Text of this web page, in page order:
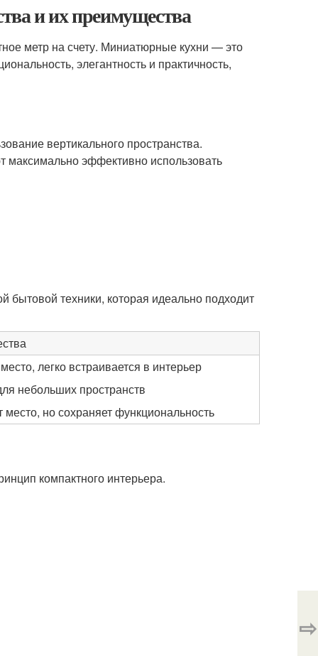
и их преимущества
метр на счету. Миниатюрные кухни — это
элегантность и практичность,
вертикального пространства.
максимально эффективно использовать
техники, которая идеально подходит
легко встраивается в интерьер
небольших пространств
место, но сохраняет функциональность
компактного интерьера.
⇨